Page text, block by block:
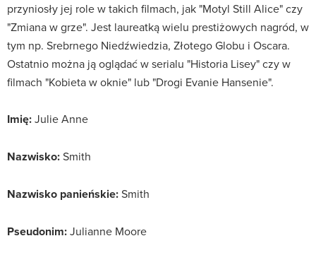
przyniosły jej role w takich filmach, jak "Motyl Still Alice" czy
"Zmiana w grze". Jest laureatką wielu prestiżowych nagród, w
tym np. Srebrnego Niedźwiedzia, Złotego Globu i Oscara.
Ostatnio można ją oglądać w serialu "Historia Lisey" czy w
filmach "Kobieta w oknie" lub "Drogi Evanie Hansenie".
Imię:Julie Anne
Nazwisko:Smith
Nazwisko panieńskie:Smith
Pseudonim:Julianne Moore